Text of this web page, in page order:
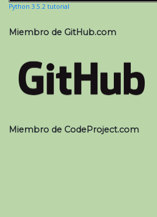
Python 3.5.2 tutorial
Miembro de GitHub.com
Miembro de CodeProject.com